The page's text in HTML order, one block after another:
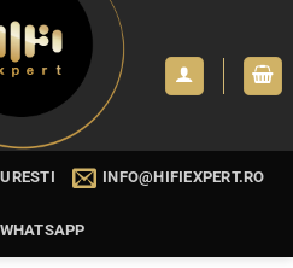
INFO@HIFIEXPERT.RO
WHATSAPP